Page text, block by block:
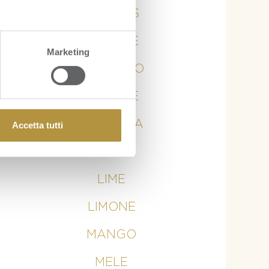
Marketing
Accetta tutti
ANANAS
ARANCE
AVOCADO
BANANE
CURCUMA
LIME
LIMONE
MANGO
MELE